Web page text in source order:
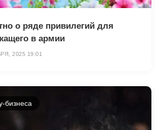
о ряде привилегий для
в армии
2025 19:01
бизнеса